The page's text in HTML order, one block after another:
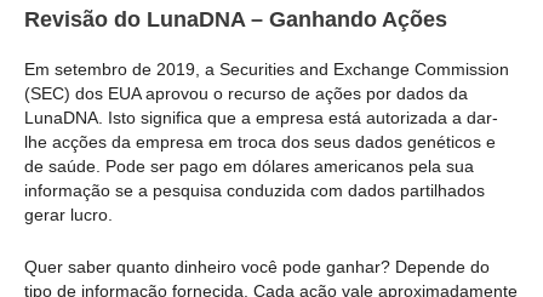
Revisão do LunaDNA – Ganhando Ações
Em setembro de 2019, a Securities and Exchange Commission
(SEC) dos EUA aprovou o recurso de ações por dados da
LunaDNA. Isto significa que a empresa está autorizada a dar-
lhe acções da empresa em troca dos seus dados genéticos e
de saúde. Pode ser pago em dólares americanos pela sua
informação se a pesquisa conduzida com dados partilhados
gerar lucro.
Quer saber quanto dinheiro você pode ganhar? Depende do
tipo de informação fornecida. Cada ação vale aproximadamente